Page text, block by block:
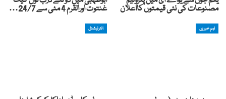
مصنوعات کی نئی قیمتوں کااعلان غنتوت اورالقرم 4 مئی سے 24/7…
اہم خبریں انٹرنیشنل